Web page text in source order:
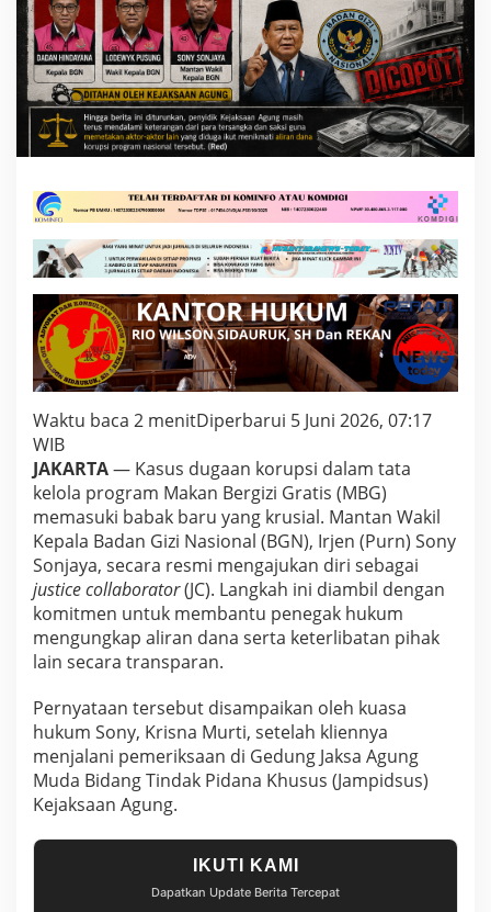
S
e
r
e
t
E
k
s
k
u
t
i
f
-
L
e
g
i
s
l
i
f
,
M
a
n
t
a
n
a
i
l
K
e
p
a
G
Waktu baca 2 menitDiperbarui 5 Juni 2026, 07:17
WIB
JAKARTA— Kasus dugaan korupsi dalam tata
kelola program Makan Bergizi Gratis (MBG)
memasuki babak baru yang krusial. Mantan Wakil
Kepala Badan Gizi Nasional (BGN), Irjen (Purn) Sony
Sonjaya, secara resmi mengajukan diri sebagai
justice collaborator(JC). Langkah ini diambil dengan
komitmen untuk membantu penegak hukum
mengungkap aliran dana serta keterlibatan pihak
lain secara transparan.
Pernyataan tersebut disampaikan oleh kuasa
hukum Sony, Krisna Murti, setelah kliennya
menjalani pemeriksaan di Gedung Jaksa Agung
Muda Bidang Tindak Pidana Khusus (Jampidsus)
Kejaksaan Agung.
IKUTI KAMI
Dapatkan Update Berita Tercepat